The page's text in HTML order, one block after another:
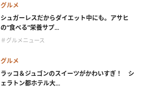
グルメ
シュガーレスだからダイエット中にも。アサヒ
の“食べる”栄養サプ...
＃グルメニュース
グルメ
ラッコ＆ジュゴンのスイーツがかわいすぎ！ シ
ェラトン都ホテル大...